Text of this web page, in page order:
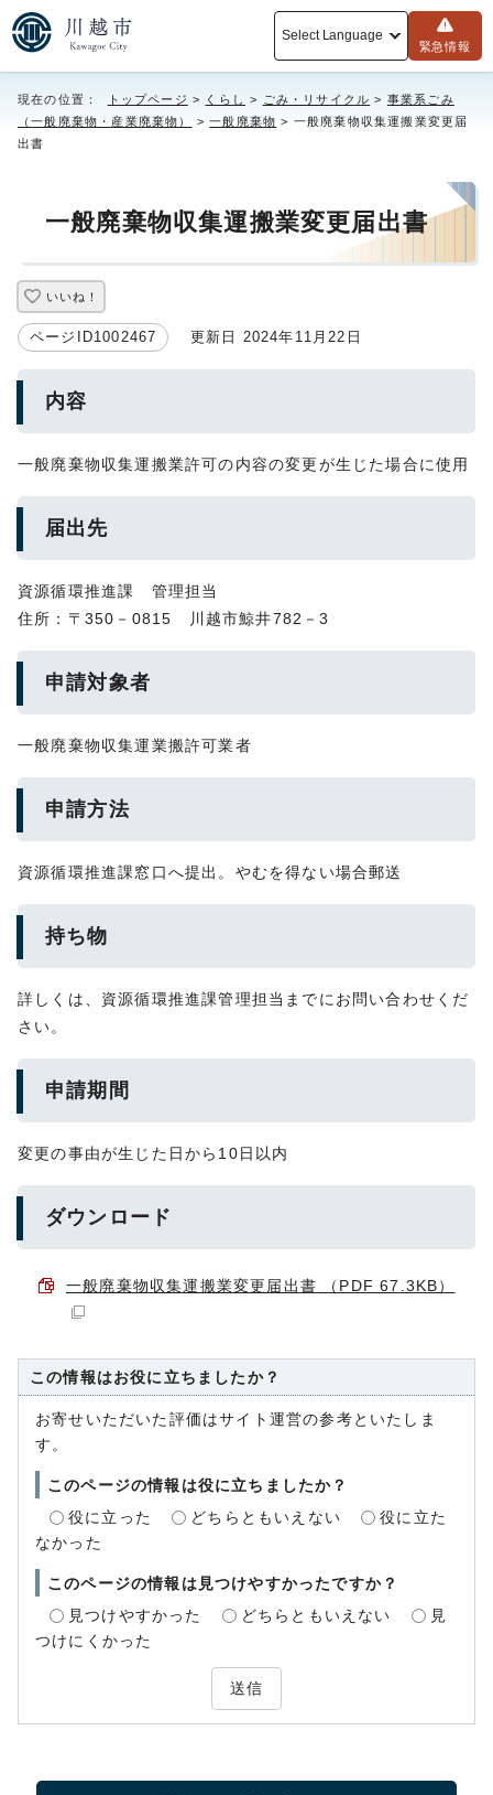
Select Language
緊急情報
現在の位置： トップページ > くらし > ごみ・リサイクル > 事業系ごみ
（一般廃棄物・産業廃棄物）
>一般廃棄物 > 一般廃棄物収集運搬業変更届
出書
一般廃棄物収集運搬業変更届出書
いいね！
ページID1002467 更新日 2024年11月22日
内容
一般廃棄物収集運搬業許可の内容の変更が生じた場合に使用
届出先
資源循環推進課 管理担当
住所：〒350－0815 川越市鯨井782－3
申請対象者
一般廃棄物収集運業搬許可業者
申請方法
資源循環推進課窓口へ提出。やむを得ない場合郵送
持ち物
詳しくは、資源循環推進課管理担当までにお問い合わせくだ
さい。
申請期間
変更の事由が生じた日から10日以内
ダウンロード
一般廃棄物収集運搬業変更届出書 （PDF 67.3KB）
この情報はお役に立ちましたか？
お寄せいただいた評価はサイト運営の参考といたしま
す。
このページの情報は役に立ちましたか？
役に立った
どちらともいえない
役に立た
なかった
このページの情報は見つけやすかったですか？
見つけやすかった
どちらともいえない
見
つけにくかった
送信